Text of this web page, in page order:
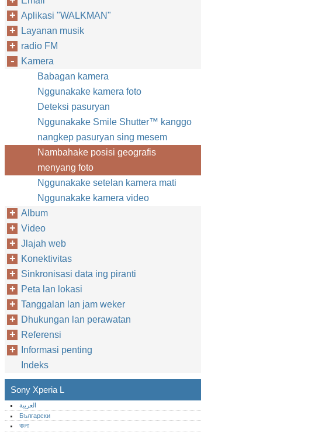
Aplikasi "WALKMAN"
Layanan musik
radio FM
Kamera
Babagan kamera
Nggunakake kamera foto
Deteksi pasuryan
Nggunakake Smile Shutter™‎ kanggo
nangkep pasuryan sing mesem
Nambahake posisi geografis
menyang foto
Nggunakake setelan kamera mati
Nggunakake kamera video
Album
Video
Jlajah web
Konektivitas
Sinkronisasi data ing piranti
Peta lan lokasi
Tanggalan lan jam weker
Dhukungan lan perawatan
Referensi
Informasi penting
Indeks
Sony Xperia L
العربية
Български
বাংলা